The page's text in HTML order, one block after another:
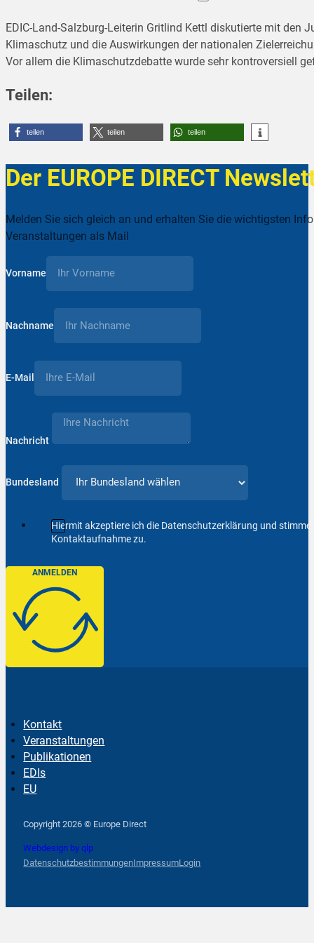
EDIC-Land-Salzburg-Leiterin Gritlind Kettl diskutierte mit den
Klimaschutz und die Auswirkungen der nationalen
Vor allem die Klimaschutzdebatte wurde sehr kontroversiell
Teilen:
teilen teilen teilen
Der EUROPE DIRECT
Melden Sie sich gleich an und erhalten Sie die wichtigsten
Veranstaltungen als Mail
Vorname
Nachname
E-Mail
Nachricht
Bundesland
Hiermit akzeptiere ich die Datenschutzerklärung und
Kontaktaufnahme zu.
ANMELDEN
Kontakt
Veranstaltungen
Publikationen
EDIs
EU
Copyright 2026 © Europe Direct
Webdesign by qlp
DatenschutzbestimmungenImpressumLogin